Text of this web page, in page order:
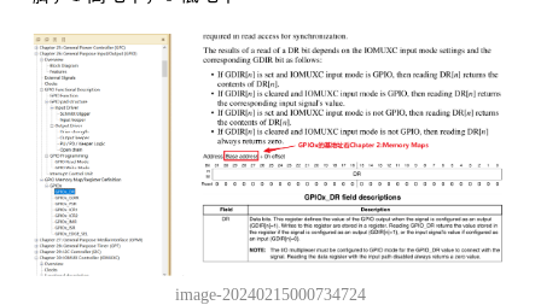
image-20240215000734724